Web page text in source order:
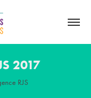
2017
RJS